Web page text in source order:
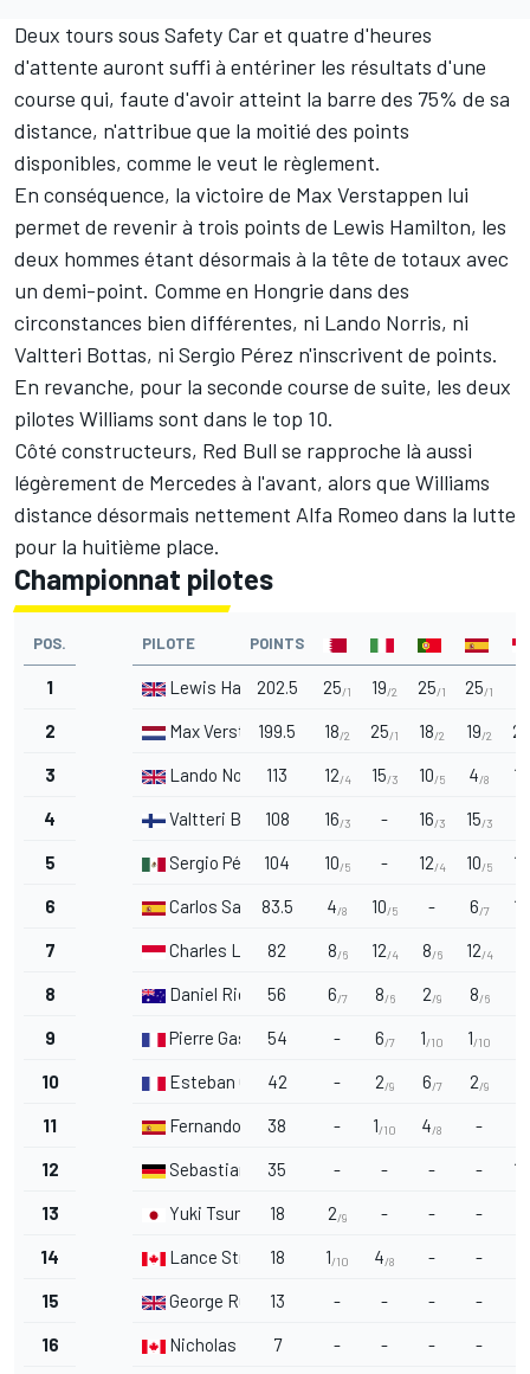
Deux tours sous Safety Car et quatre d'heures
d'attente auront suffi à entériner les résultats d'une
course qui, faute d'avoir atteint la barre des 75% de sa
distance, n'attribue que la moitié des points
disponibles, comme le veut le règlement.
En conséquence, la victoire de Max Verstappen lui
permet de revenir à trois points de Lewis Hamilton, les
deux hommes étant désormais à la tête de totaux avec
un demi-point. Comme en Hongrie dans des
circonstances bien différentes, ni Lando Norris, ni
Valtteri Bottas, ni Sergio Pérez n'inscrivent de points.
En revanche, pour la seconde course de suite, les deux
pilotes Williams sont dans le top 10.
Côté constructeurs, Red Bull se rapproche là aussi
légèrement de Mercedes à l'avant, alors que Williams
distance désormais nettement Alfa Romeo dans la lutte
pour la huitième place.
Championnat pilotes
POS. PILOTE POINTS
1 Lewis Hamilton
202.5 25/1 19/2 25/1 25/1
2 Max Verstappen
199.5 18/2 25/1 18/2 19/2 25
3 Lando Norris113 12/4 15/3 10/5 4/8 15
4 Valtteri Bottas
108 16/3 - 16/3 15/3
5 Sergio Pérez 104 10/5 - 12/4 10/5 12
6 Carlos Sainz Jr.
83.5 4/8 10/5 - 6/7 18
7 Charles Leclerc
82 8/6 12/4 8/6 12/4
8 Daniel Ricciardo
56 6/7 8/6 2/9 8/6
9 Pierre Gasly 54 - 6/7 1/10 1/10
10 Esteban Ocon42 - 2/9 6/7 2/9
11 Fernando Alonso
38 - 1/10 4/8 -
12 Sebastian Vettel
35 - - - - 10
13 Yuki Tsunoda18 2/9 - - -
14 Lance Stroll 18 1/10 4/8 - -
15 George Russell
13 - - - -
16 Nicholas Latifi
7 - - - -